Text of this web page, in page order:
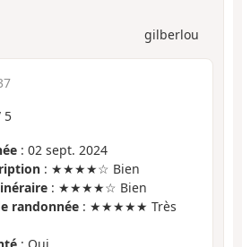
gilberlou
5
: 02 sept. 2024
: ★★★★☆ Bien
: ★★★★☆ Bien
randonnée : ★★★★★ Très